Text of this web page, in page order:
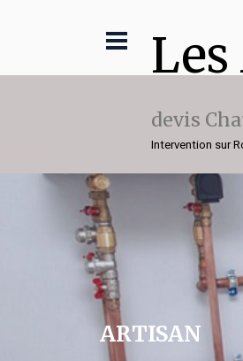
devis
Intervention sur
ARTISAN